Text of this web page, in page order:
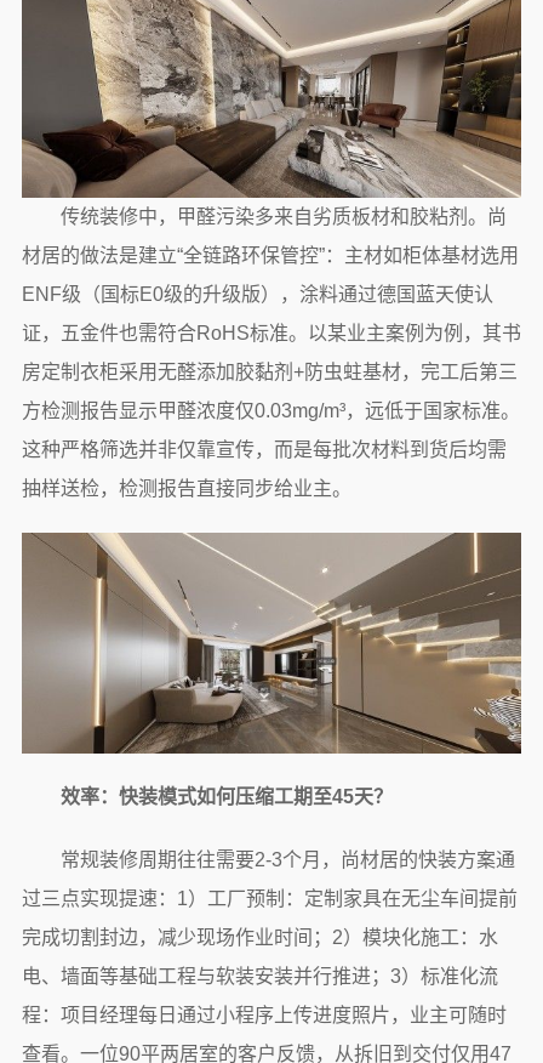
传统装修中，甲醛污染多来自劣质板材和胶粘剂。尚
材居的做法是建立“全链路环保管控”：主材如柜体基材选用
ENF级（国标E0级的升级版），涂料通过德国蓝天使认
证，五金件也需符合RoHS标准。以某业主案例为例，其书
房定制衣柜采用无醛添加胶黏剂+防虫蛀基材，完工后第三
方检测报告显示甲醛浓度仅0.03mg/m³，远低于国家标准。
这种严格筛选并非仅靠宣传，而是每批次材料到货后均需
抽样送检，检测报告直接同步给业主。
效率：快装模式如何压缩工期至45天？
常规装修周期往往需要2-3个月，尚材居的快装方案通
过三点实现提速：1）工厂预制：定制家具在无尘车间提前
完成切割封边，减少现场作业时间；2）模块化施工：水
电、墙面等基础工程与软装安装并行推进；3）标准化流
程：项目经理每日通过小程序上传进度照片，业主可随时
查看。一位90平两居室的客户反馈，从拆旧到交付仅用47